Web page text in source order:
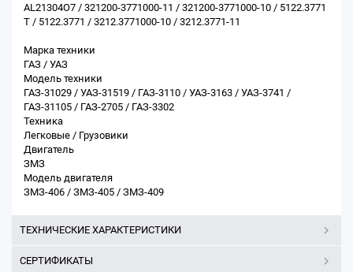
AL21304O7 / 321200-3771000-11 / 321200-3771000-10 / 5122.3771
Т / 5122.3771 / 3212.3771000-10 / 3212.3771-11
Марка техники
ГАЗ / УАЗ
Модель техники
ГАЗ-31029 / УАЗ-31519 / ГАЗ-3110 / УАЗ-3163 / УАЗ-3741 /
ГАЗ-31105 / ГАЗ-2705 / ГАЗ-3302
Техника
Легковые / Грузовики
Двигатель
ЗМЗ
Модель двигателя
ЗМЗ-406 / ЗМЗ-405 / ЗМЗ-409
ТЕХНИЧЕСКИЕ ХАРАКТЕРИСТИКИ
СЕРТИФИКАТЫ